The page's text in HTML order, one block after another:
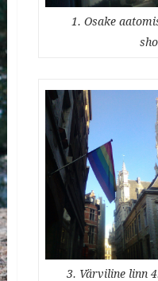
1. Osake
3. Värviline linn